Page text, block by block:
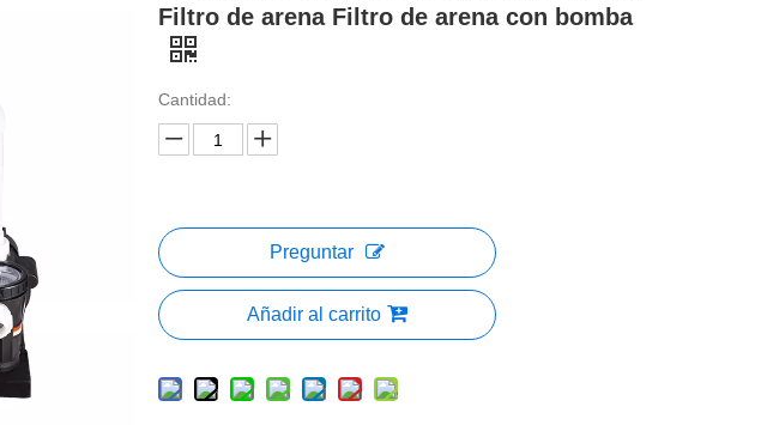
Filtro de arena Filtro de arena con bomba
Cantidad:
Preguntar
Añadir al carrito